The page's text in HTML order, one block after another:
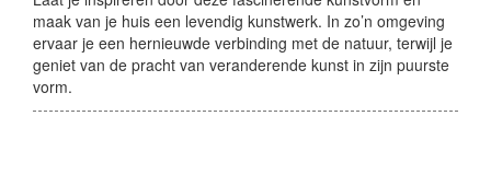
maak van je huis een levendig kunstwerk. In zo’n omgeving
ervaar je een hernieuwde verbinding met de natuur, terwijl je
geniet van de pracht van veranderende kunst in zijn puurste
vorm.